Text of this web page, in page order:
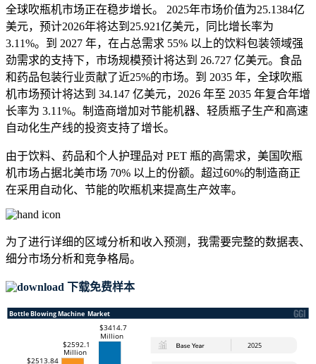
全球吹瓶机市场正在稳步增长。 2025年市场价值为25.1384亿
美元，预计2026年将达到25.921亿美元，同比增长率为
3.11%。到 2027 年，在占总需求 55% 以上的饮料包装领域强
劲需求的支持下，市场规模预计将达到 26.727 亿美元。食品
和药品包装行业贡献了近25%的市场。到 2035 年，全球吹瓶
机市场预计将达到 34.147 亿美元，2026 年至 2035 年复合年增
长率为 3.11%。制造商增加对节能机器、轻质瓶子生产和高速
自动化生产线的投资支持了增长。
由于饮料、药品和个人护理品对 PET 瓶的高需求，美国吹瓶
机市场占据北美市场 70% 以上的份额。超过60%的制造商正
在采用自动化、节能的吹瓶机来提高生产效率。
为了进行详细的区域分析和收入预测，我需要完整的数据表、
细分市场分析和竞争格局。
下载免费样本